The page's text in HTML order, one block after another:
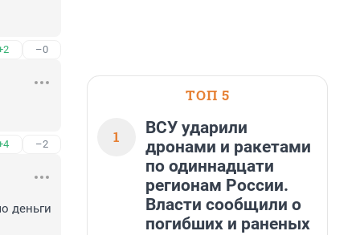
–0
–2
деньги
ТОП 5
1
ВСУ ударили
дронами и ракетами
по одиннадцати
регионам России.
Власти сообщили о
погибших и раненых